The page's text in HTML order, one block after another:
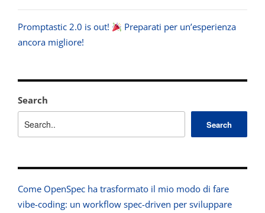
Promptastic 2.0 is out!
Preparati per un’esperienza
ancora migliore!
Search
Search
Come OpenSpec ha trasformato il mio modo di fare
vibe-coding: un workflow spec-driven per sviluppare